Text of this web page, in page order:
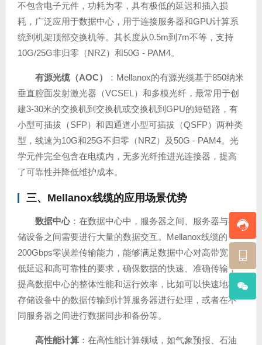
不包含电子元件，功耗为零，具有极低的延迟和插入损
耗，广泛应用于数据中心，用于连接服务器和GPU计算系
统到机架顶部交换机等。其长度从0.5m到7m不等，支持
10G/25G非归零（NRZ）和50G - PAM4。
有源光缆（AOC）
：Mellanox的有源光缆基于850纳米
垂直腔面发射激光器（VCSEL）和多模光纤，最常用于创
建3-30米的交换机到交换机或交换机到GPU的短链路，有
小型可插拔（SFP）和四通道小型可插拔（QSFP）两种类
型，线速为10G和25G不归零（NRZ）及50G - PAM4。光
学元件完全包含在电缆内，无多光纤推进光连接器，提高
了可靠性并降低维护成本。
三、Mellanox线缆的应用场景优势
数据中心：在数据中心中，服务器之间、服务器与存
储设备之间需要进行大量的数据交互。Mellanox线缆的
200Gbps零误差传输能力，能够满足数据中心对高带宽、
低延迟和高可靠性的要求，确保数据的快速、准确传输，
提高数据中心的整体性能和运行效率，比如可以快速地将
存储设备中的数据传输到计算服务器进行处理，或者在不
同服务器之间进行数据同步和备份等。
高性能计算 ：在高性能计算领域，如气象预报、石油